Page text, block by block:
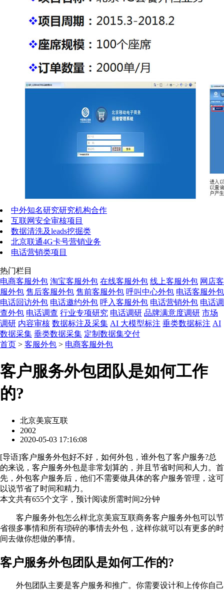
中外知名研究研究机构合作
互联网安全审核项目
数据清洗及leads挖掘类
北京联通4G卡号营销业务
电话营销类项目
热门栏目
电商客服外包 淘宝客服外包 在线客服外包 线上客服外包 网店客
服外包 售后客服外包 售前客服外包 呼叫中心外包 电话客服外包
电话回访外包 电话邀约外包 呼入客服外包 电话营销外包 电话调
查外包 电话调查 行业专项研究 电话调研 品牌满意度调研 市场
调研 内容审核 数据标注及采集 AI 大模型标注 垂类数据标注 AI
数据采集 垂类数据采集 定制数据集交付
首页 > 客服外包 > 电商客服外包
客户服务外包团队是如何工作
的?
北京美宸互联
2002
2020-05-03 17:16:08
[导语]客户服务外包好不好，如何外包，谁外包了客户服务?总
的来说，客户服务外包是非常划算的，并且节省时间和人力。首
先，外包客户服务后，他们不需要做具体的客户服务管理，这可
以说节省了时间和精力。
本文共有655个文字，预计阅读所需时间2分钟
客户服务外包怎么样北京美宸互联商务客户服务外包可以节
省很多事情和所有琐碎的事情去外包，这样你就可以有更多的时
间去做你想做的事情。
客户服务外包团队是如何工作的?
外包团队主要是客户服务和推广。你需要设计和上传你自己